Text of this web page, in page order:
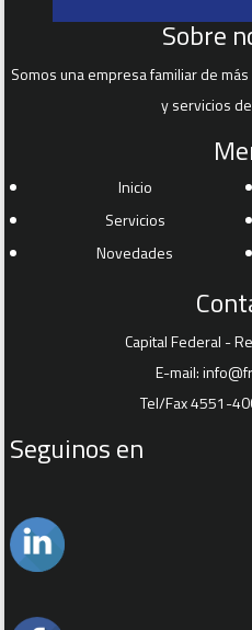
Sobre
Somos una empresa familiar de
y servicios
Inicio
Servicios
Novedades
Capital Federal -
E-mail:
Tel/Fax 4551-
Seguinos en